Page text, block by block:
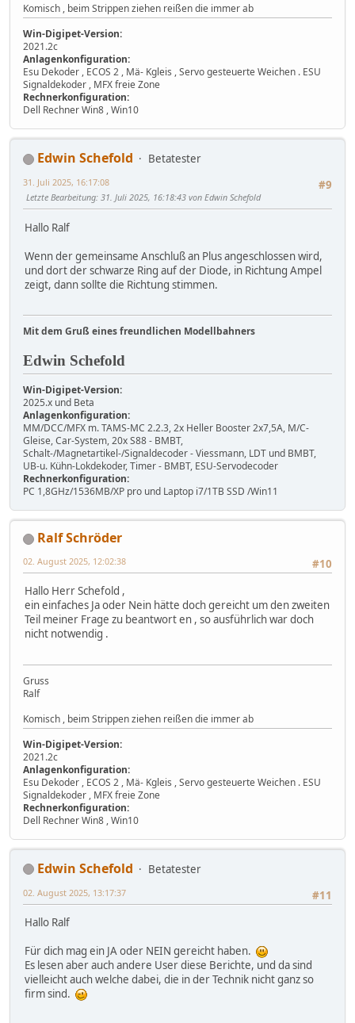
Komisch , beim Strippen ziehen reißen die immer ab
Win-Digipet-Version:
2021.2c
Anlagenkonfiguration:
Esu Dekoder , ECOS 2 , Mä- Kgleis , Servo gesteuerte Weichen . ESU
Signaldekoder , MFX freie Zone
Rechnerkonfiguration:
Dell Rechner Win8 , Win10
Edwin Schefold
Betatester
#9
31. Juli 2025, 16:17:08
Letzte Bearbeitung: 31. Juli 2025, 16:18:43 von Edwin Schefold
Hallo Ralf
Wenn der gemeinsame Anschluß an Plus angeschlossen wird,
und dort der schwarze Ring auf der Diode, in Richtung Ampel
zeigt, dann sollte die Richtung stimmen.
Mit dem Gruß eines freundlichen Modellbahners
Edwin Schefold
Win-Digipet-Version:
2025.x und Beta
Anlagenkonfiguration:
MM/DCC/MFX m. TAMS-MC 2.2.3, 2x Heller Booster 2x7,5A, M/C-
Gleise, Car-System, 20x S88 - BMBT,
Schalt-/Magnetartikel-/Signaldecoder - Viessmann, LDT und BMBT,
UB-u. Kühn-Lokdekoder, Timer - BMBT, ESU-Servodecoder
Rechnerkonfiguration:
PC 1,8GHz/1536MB/XP pro und Laptop i7/1TB SSD /Win11
Ralf Schröder
#10
02. August 2025, 12:02:38
Hallo Herr Schefold ,
ein einfaches Ja oder Nein hätte doch gereicht um den zweiten
Teil meiner Frage zu beantwort en , so ausführlich war doch
nicht notwendig .
Gruss
Ralf
Komisch , beim Strippen ziehen reißen die immer ab
Win-Digipet-Version:
2021.2c
Anlagenkonfiguration:
Esu Dekoder , ECOS 2 , Mä- Kgleis , Servo gesteuerte Weichen . ESU
Signaldekoder , MFX freie Zone
Rechnerkonfiguration:
Dell Rechner Win8 , Win10
Edwin Schefold
Betatester
#11
02. August 2025, 13:17:37
Hallo Ralf
Für dich mag ein JA oder NEIN gereicht haben.
Es lesen aber auch andere User diese Berichte, und da sind
vielleicht auch welche dabei, die in der Technik nicht ganz so
firm sind.